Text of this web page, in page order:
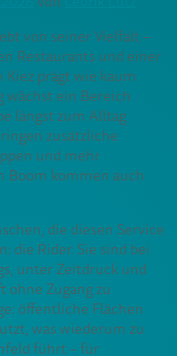
von seiner Vielfalt –
Restaurants und einer
Kiez prägt wie kaum
wächst ein Bereich
längst zum Alltag
zusätzliche
und mehr
Boom kommen auch
die diesen Service
die Rider. Sie sind bei
unter Zeitdruck und
ohne Zugang zu
öffentliche Flächen
was wiederum zu
führt – für